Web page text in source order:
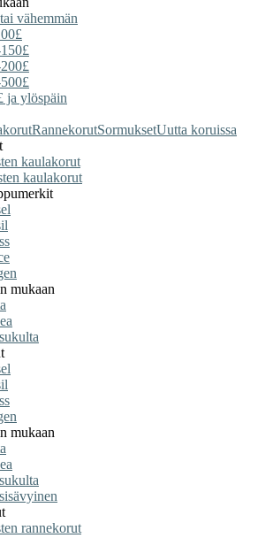
vähemmän
ja ylöspäin
RannekorutSormuksetUutta koruissa
kaulakorut
kaulakorut
mukaan
mukaan
rannekorut